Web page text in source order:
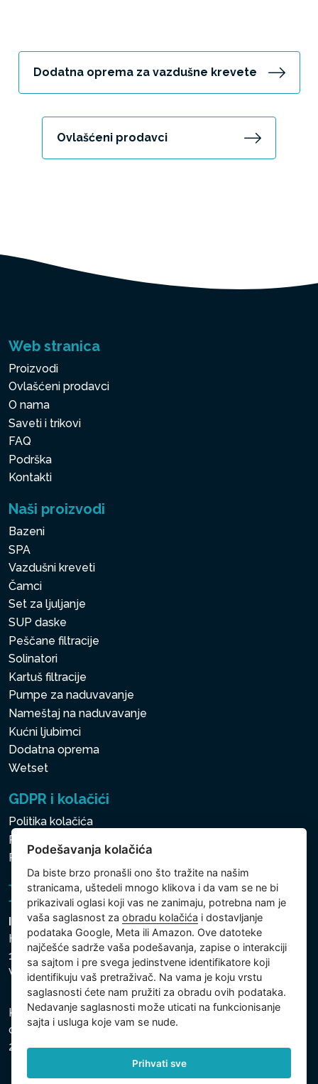
Dodatna oprema za vazdušne krevete
Ovlašćeni prodavci
Web stranica
Proizvodi
Ovlašćeni prodavci
O nama
Saveti i trikovi
FAQ
Podrška
Kontakti
Naši proizvodi
Bazeni
SPA
Vazdušni kreveti
Čamci
Set za ljuljanje
SUP daske
Peščane filtracije
Solinatori
Kartuš filtracije
Pumpe za naduvavanje
Nameštaj na naduvavanje
Kućni ljubimci
Dodatna oprema
Wetset
GDPR i kolačići
Politika kolačića
Politika zaštite ličnih i drugih obrađivanih podataka
Politika kolačića
Intex Trading, s.r.o.
Hradecká 2526/3
130 00 Praha 3
Vinohrady - Česká republika
Kompanija je registrovana u Opštinskom sudu u Pragu,
odeljak C, uložak 74759, Identifikacioni broj kompanije:
26150808, Poreski identifikacioni broj: CZ26150808.
Podešavanja kolačića
Da biste brzo pronašli ono što tražite na našim
stranicama, uštedeli mnogo klikova i da vam se ne bi
prikazivali oglasi koji vas ne zanimaju, potrebna nam je
vaša saglasnost zaobradu kolačića i dostavljanje
podataka Google, Meta ili Amazon. Ove datoteke
najčešće sadrže vaša podešavanja, zapise o interakciji
sa sajtom i pre svega jedinstvene identifikatore koji
identifikuju vaš pretraživač. Na vama je koju vrstu
saglasnosti ćete nam pružiti za obradu ovih podataka.
Nedavanje saglasnosti može uticati na funkcionisanje
sajta i usluga koje vam se nude.
Prihvati sve